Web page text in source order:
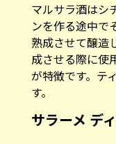
マルサラ酒はシ
ンを作る途中で
熟成させて醸造
成させる際に使
が特徴です。テ
す。
サラーメ デ